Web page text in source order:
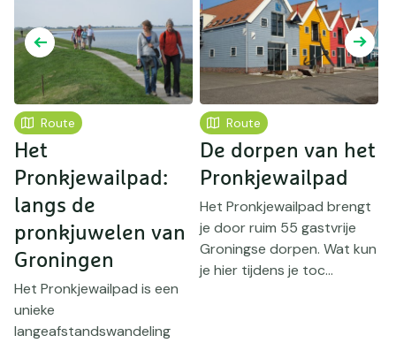
Route
Het
Pronkjewailpad:
langs de
pronkjuwelen van
Groningen
Het Pronkjewailpad is een
unieke
langeafstandswandeling
Route
De dorpen van het
Pronkjewailpad
Het Pronkjewailpad brengt
je door ruim 55 gastvrije
Groningse dorpen. Wat kun
je hier tijdens je toc...